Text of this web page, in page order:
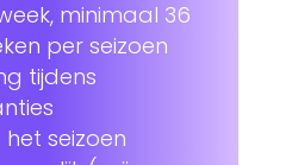
minimaal 36
per seizoen
tijdens
seizoen